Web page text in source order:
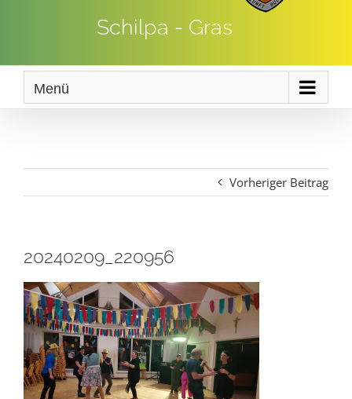
Schilpa - Gras
Menü
Vorheriger Beitrag
20240209_220956